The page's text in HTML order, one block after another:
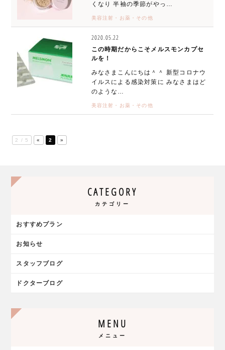
くなり 半袖の季節がやっ…
美容注射・お薬・その他
2020.05.22
この時期だからこそメルスモンカプセ
ルを！
みなさまこんにちは＾＾ 新型コロナウ
イルスによる感染対策に みなさまはど
のような…
美容注射・お薬・その他
2 / 5 « 2 »
CATEGORY
カテゴリー
おすすめプラン
お知らせ
スタッフブログ
ドクターブログ
MENU
メニュー